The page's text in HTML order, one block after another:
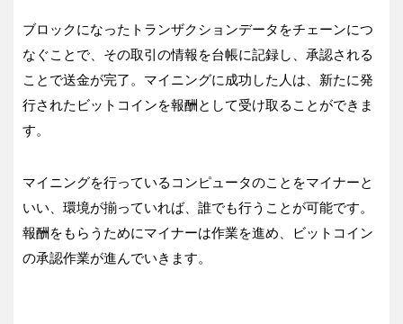
ブロックになったトランザクションデータをチェーンにつ
なぐことで、その取引の情報を台帳に記録し、承認される
ことで送金が完了。マイニングに成功した人は、新たに発
行されたビットコインを報酬として受け取ることができま
す。
マイニングを行っているコンピュータのことをマイナーと
いい、環境が揃っていれば、誰でも行うことが可能です。
報酬をもらうためにマイナーは作業を進め、ビットコイン
の承認作業が進んでいきます。